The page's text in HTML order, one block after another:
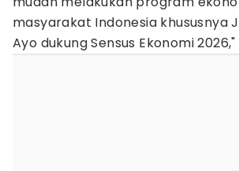
masyarakat Indonesia khususnya
Ayo dukung Sensus Ekonomi